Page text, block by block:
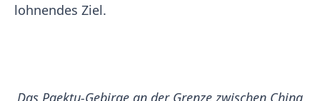
lohnendes Ziel.
Das Paektu-Gebirge an der Grenze zwischen China